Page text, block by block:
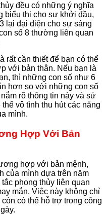
đều có những ý nghĩa
biểu thị cho sự khởi đầu,
lại đại diện cho sự sáng
số 8 thường liên quan
rất cần thiết để bạn có thể
với bản thân. Nếu bạn là
thì những con số như 6
hơn so với những con số
rõ thông tin này và sử
vô tình thu hút các năng
mình.
Hợp Với Bản
hợp với bản mệnh,
của mình dựa trên năm
phong thủy liên quan
mắn. Việc này không chỉ
có thể hỗ trợ trong công